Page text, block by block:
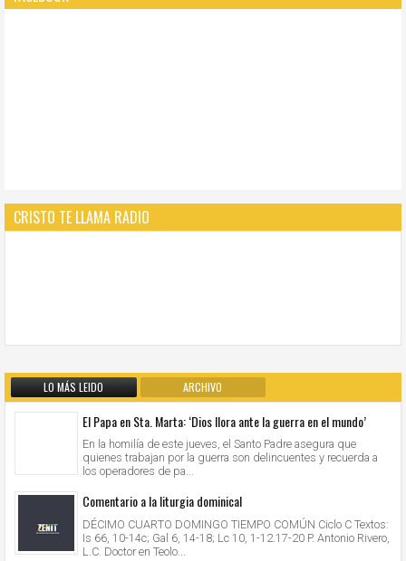
CRISTO TE LLAMA RADIO
LO MÁS LEIDO ARCHIVO
El Papa en Sta. Marta: ‘Dios llora ante la guerra en el mundo’
En la homilía de este jueves, el Santo Padre asegura que
quienes trabajan por la guerra son delincuentes y recuerda a
los operadores de pa...
Comentario a la liturgia dominical
DÉCIMO CUARTO DOMINGO TIEMPO COMÚN Ciclo C Textos:
Is 66, 10-14c; Gal 6, 14-18; Lc 10, 1-12.17-20 P. Antonio Rivero,
L.C. Doctor en Teolo...